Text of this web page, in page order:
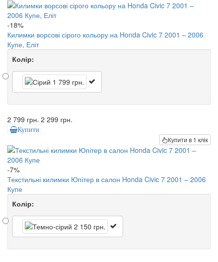
-18%
Килимки ворсові сірого кольору на Honda Civic 7 2001 – 2006
Купе, Еліт
Колір:
2 799 грн. 2 299 грн.
Купити
Купити в 1 клік
-7%
Текстильні килимки Юпітер в салон Honda Civic 7 2001 – 2006
Купе
Колір: